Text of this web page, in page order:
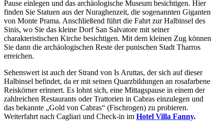
Pause einlegen und das archäologische Museum besichtigen. Hier
finden Sie Statuen aus der Nuraghenzeit, die sogenannten Giganten
von Monte Prama. Anschließend führt die Fahrt zur Halbinsel des
Sinis, wo Sie das kleine Dorf San Salvatore mit seiner
charakteristischen Kirche besichtigen. Mit dem kleinen Zug können
Sie dann die archäologischen Reste der punischen Stadt Tharros
erreichen.
Sehenswert ist auch der Strand von Is Aruttas, der sich auf dieser
Halbinsel befindet, da er mit seinen Quarzbildungen an rosafarbene
Reiskörner erinnert. Es lohnt sich, eine Mittagspause in einem der
zahlreichen Restaurants oder Trattorien in Cabras einzulegen und
das bekannte „Gold von Cabras“ (Fischrogen) zu probieren.
Weiterfahrt nach Cagliari und Check-in im Hotel Villa Fanny.